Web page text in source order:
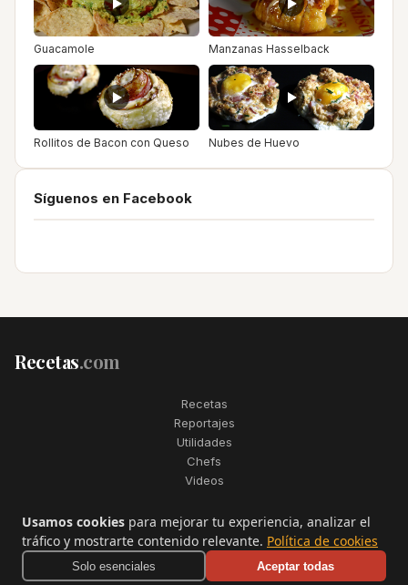
Guacamole Manzanas Hasselback
Rollitos de Bacon con Queso Nubes de Huevo
Síguenos en Facebook
Recetas.com
Recetas
Reportajes
Utilidades
Chefs
Videos
2006–2026. Todos los derechos reservados. Recetas.com es una
marca registrada de Telfo Networks S.L.
Aviso legal·Condiciones de uso·Contactar
Usamos cookies para mejorar tu experiencia, analizar el
tráfico y mostrarte contenido relevante. Política de cookies
Solo esenciales Aceptar todas